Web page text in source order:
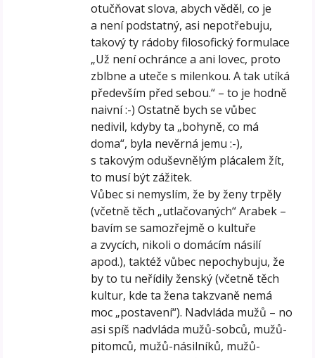
otučňovat slova, abych věděl, co je
a není podstatný, asi nepotřebuju,
takový ty rádoby filosofický formulace
„Už není ochránce a ani lovec, proto
zblbne a uteče s milenkou. A tak utíká
především před sebou.“ – to je hodně
naivní :-) Ostatně bych se vůbec
nedivil, kdyby ta „bohyně, co má
doma“, byla nevěrná jemu :-),
s takovým oduševnělým plácalem žít,
to musí být zážitek.
Vůbec si nemyslím, že by ženy trpěly
(včetně těch „utlačovaných“ Arabek –
bavím se samozřejmě o kultuře
a zvycích, nikoli o domácím násilí
apod.), taktéž vůbec nepochybuju, že
by to tu neřídily ženský (včetně těch
kultur, kde ta žena takzvaně nemá
moc „postavení“). Nadvláda mužů – no
asi spíš nadvláda mužů-sobců, mužů-
pitomců, mužů-násilníků, mužů-